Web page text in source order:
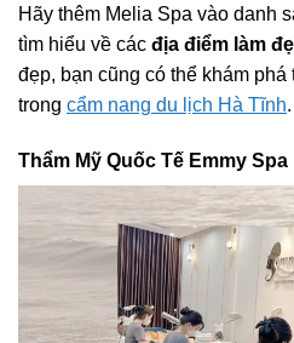
Hãy thêm Melia Spa vào danh
tìm hiểu về các địa điểm làm
đẹp, bạn cũng có thể khám
trong cẩm nang du lịch Hà Tĩnh.
Thẩm Mỹ Quốc Tế Emmy Spa